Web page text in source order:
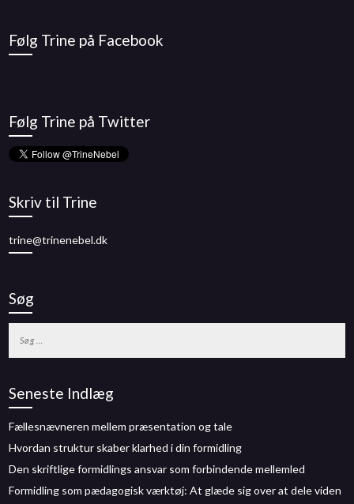
Følg Trine på Facebook
Følg Trine på Twitter
Skriv til Trine
trine@trinenebel.dk
Søg
efter:
Seneste Indlæg
Fællesnævneren mellem præsentation og tale
Hvordan struktur skaber klarhed i din formidling
Den skriftlige formidlings ansvar som forbindende mellemled
Formidling som pædagogisk værktøj: At glæde sig over at dele viden